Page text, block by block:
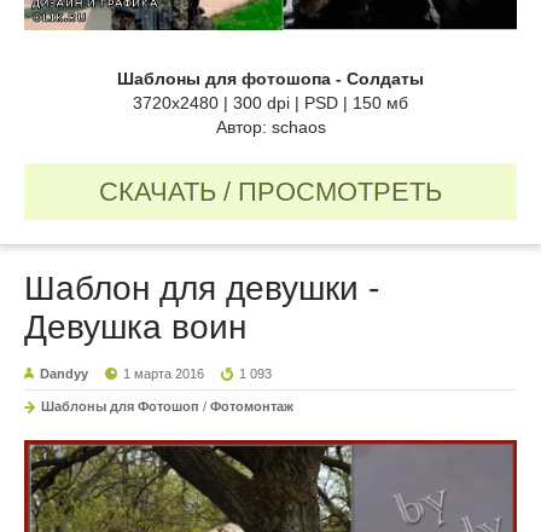
Шаблоны для фотошопа - Солдаты
3720х2480 | 300 dpi | PSD | 150 мб
Автор: schaos
СКАЧАТЬ / ПРОСМОТРЕТЬ
Шаблон для девушки -
Девушка воин
Dandyy 1 марта 2016 1 093
Шаблоны для Фотошоп / Фотомонтаж